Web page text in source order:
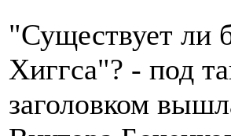
"Существует ли
Хиггса"? - под
заголовком